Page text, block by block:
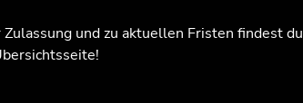
und zu aktuellen Fristen findest du